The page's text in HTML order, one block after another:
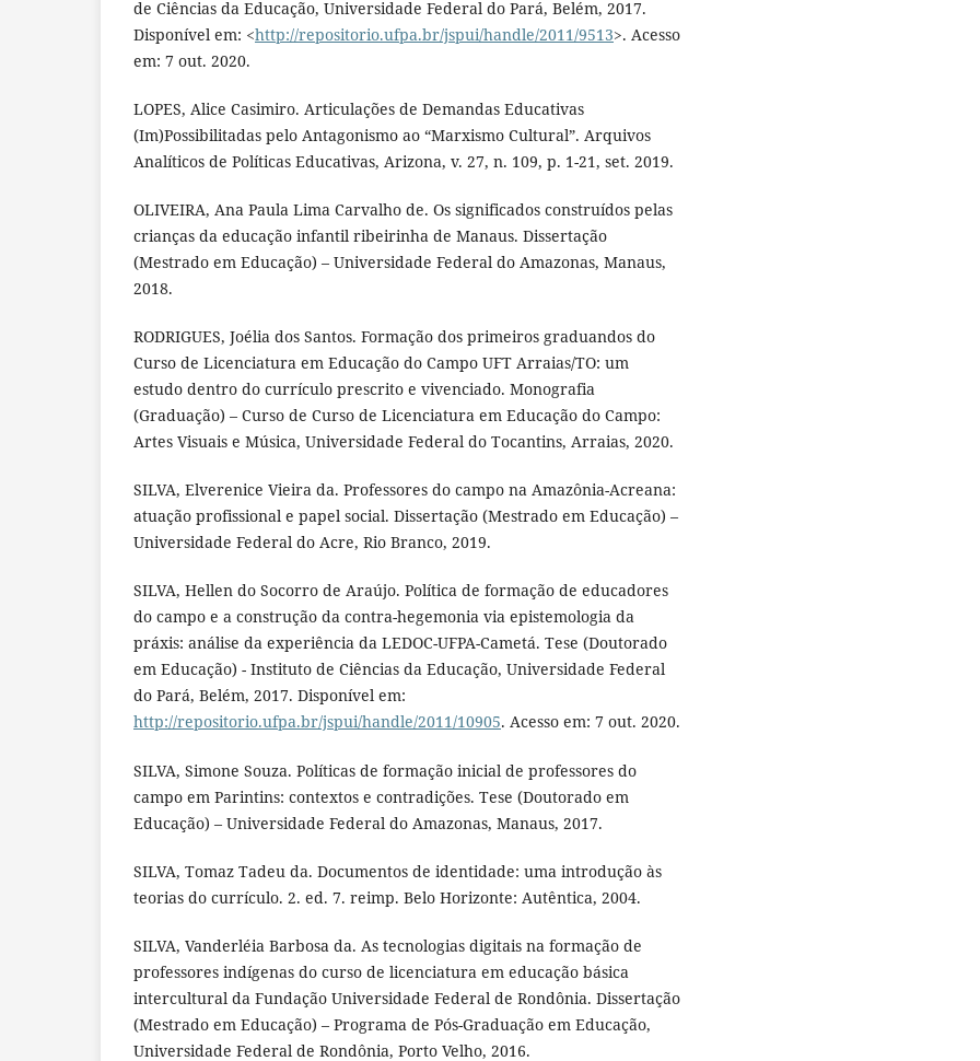
de Ciências da Educação, Universidade Federal do Pará, Belém, 2017.
Disponível em: <http://repositorio.ufpa.br/jspui/handle/2011/9513>. Acesso
em: 7 out. 2020.
LOPES, Alice Casimiro. Articulações de Demandas Educativas
(Im)Possibilitadas pelo Antagonismo ao “Marxismo Cultural”. Arquivos
Analíticos de Políticas Educativas, Arizona, v. 27, n. 109, p. 1-21, set. 2019.
OLIVEIRA, Ana Paula Lima Carvalho de. Os significados construídos pelas
crianças da educação infantil ribeirinha de Manaus. Dissertação
(Mestrado em Educação) – Universidade Federal do Amazonas, Manaus,
2018.
RODRIGUES, Joélia dos Santos. Formação dos primeiros graduandos do
Curso de Licenciatura em Educação do Campo UFT Arraias/TO: um
estudo dentro do currículo prescrito e vivenciado. Monografia
(Graduação) – Curso de Curso de Licenciatura em Educação do Campo:
Artes Visuais e Música, Universidade Federal do Tocantins, Arraias, 2020.
SILVA, Elverenice Vieira da. Professores do campo na Amazônia-Acreana:
atuação profissional e papel social. Dissertação (Mestrado em Educação) –
Universidade Federal do Acre, Rio Branco, 2019.
SILVA, Hellen do Socorro de Araújo. Política de formação de educadores
do campo e a construção da contra-hegemonia via epistemologia da
práxis: análise da experiência da LEDOC-UFPA-Cametá. Tese (Doutorado
em Educação) - Instituto de Ciências da Educação, Universidade Federal
do Pará, Belém, 2017. Disponível em:
http://repositorio.ufpa.br/jspui/handle/2011/10905. Acesso em: 7 out. 2020.
SILVA, Simone Souza. Políticas de formação inicial de professores do
campo em Parintins: contextos e contradições. Tese (Doutorado em
Educação) – Universidade Federal do Amazonas, Manaus, 2017.
SILVA, Tomaz Tadeu da. Documentos de identidade: uma introdução às
teorias do currículo. 2. ed. 7. reimp. Belo Horizonte: Autêntica, 2004.
SILVA, Vanderléia Barbosa da. As tecnologias digitais na formação de
professores indígenas do curso de licenciatura em educação básica
intercultural da Fundação Universidade Federal de Rondônia. Dissertação
(Mestrado em Educação) – Programa de Pós-Graduação em Educação,
Universidade Federal de Rondônia, Porto Velho, 2016.